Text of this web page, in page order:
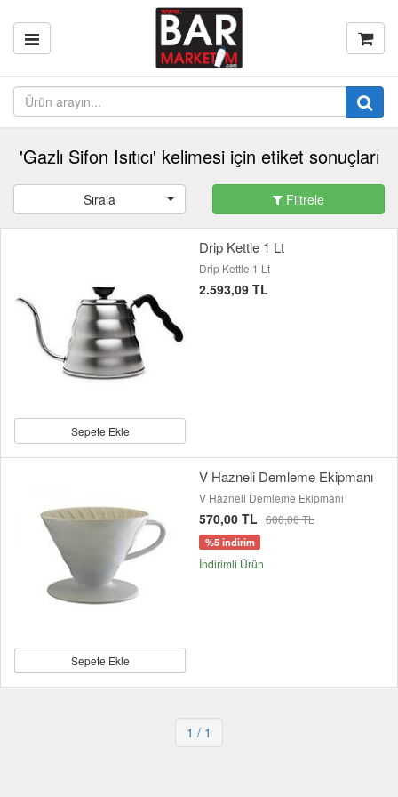
'Gazlı Sifon Isıtıcı' kelimesi için etiket sonuçları
Sırala Filtrele
Sepete Ekle
Drip Kettle 1 Lt
Drip Kettle 1 Lt
2.593,09 TL
Sepete Ekle
V Hazneli Demleme Ekipmanı
V Hazneli Demleme Ekipmanı
570,00 TL 600,00 TL
%5 indirim
İndirimli Ürün
1 / 1